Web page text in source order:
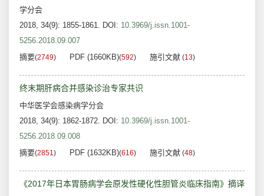
学分会
2018, 34(9): 1855-1861. DOI: 10.3969/j.issn.1001-
5256.2018.09.007
摘要(2749) PDF (1660KB)(592) 施引文献 (13)
终末期肝病合并感染诊治专家共识
中华医学会感染病学分会
2018, 34(9): 1862-1872. DOI: 10.3969/j.issn.1001-
5256.2018.09.008
摘要(2851) PDF (1632KB)(616) 施引文献 (48)
《2017年日本胃肠病学会原发性硬化性胆管炎临床指南》摘译